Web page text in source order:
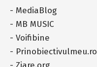
- MediaBlog
- MB MUSIC
- Voifibine
- Prinobiectivulmeu.ro